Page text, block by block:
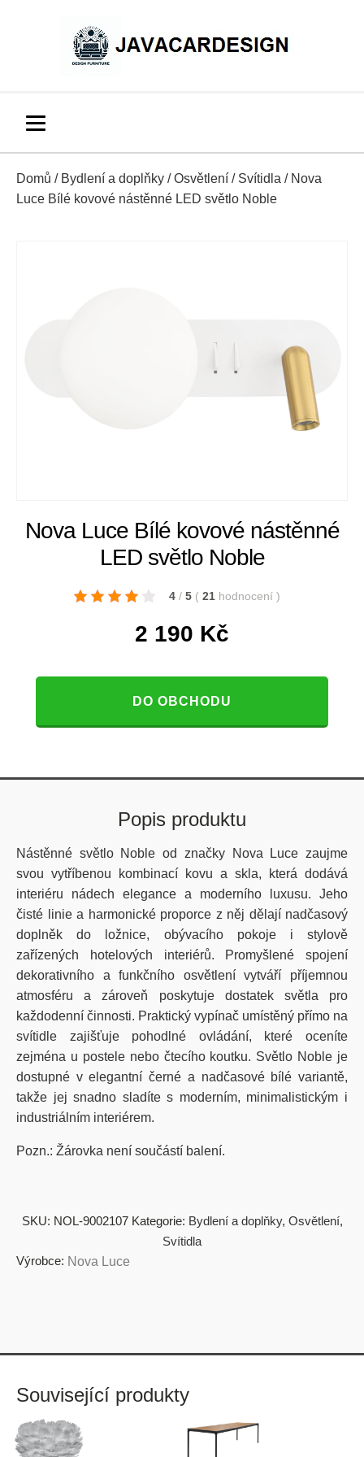
Domů / Bydlení a doplňky /Osvětlení / Svítidla / Nova
Luce Bílé kovové nástěnné LED světlo Noble
Nova Luce Bílé kovové nástěnné
LED světlo Noble
4 / 5 ( 21 hodnocení )
2 190 Kč
DO OBCHODU
Popis produktu
Nástěnné světlo Noble od značky Nova Luce zaujme
svou vytříbenou kombinací kovu a skla, která dodává
interiéru nádech elegance a moderního luxusu. Jeho
čisté linie a harmonické proporce z něj dělají nadčasový
doplněk do ložnice, obývacího pokoje i stylově
zařízených hotelových interiérů. Promyšlené spojení
dekorativního a funkčního osvětlení vytváří příjemnou
atmosféru a zároveň poskytuje dostatek světla pro
každodenní činnosti. Praktický vypínač umístěný přímo na
svítidle zajišťuje pohodlné ovládání, které oceníte
zejména u postele nebo čtecího koutku. Světlo Noble je
dostupné v elegantní černé a nadčasové bílé variantě,
takže jej snadno sladíte s moderním, minimalistickým i
industriálním interiérem.
Pozn.: Žárovka není součástí balení.
SKU: NOL-9002107 Kategorie: Bydlení a doplňky, Osvětlení,
Svítidla
Výrobce: Nova Luce
Související produkty